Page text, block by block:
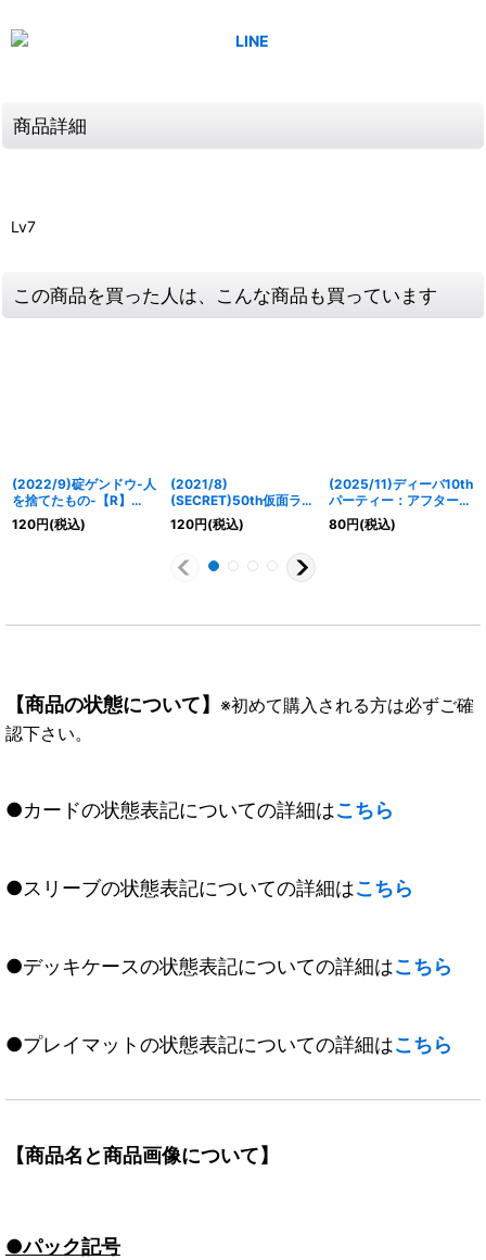
商品詳細
Lv7
この商品を買った人は、こんな商品も買っています
(2022/9)碇ゲンドウ-人
を捨てたもの-【R】
{CB23-036}《紫》
120円(税込)
(2021/8)
(SECRET)50th仮面ライ
ダーゼロワンライジング
ホッパー【R-K50th】
120円(税込)
(2025/11)ディーバ10th
パーティー：アフターパ
ーティー【C】{BSC46-
043}《黄》
80円(税込)
【商品の状態について】 ※初めて購入される方は必ずご確
認下さい。
●カードの状態表記についての詳細はこちら
●スリーブの状態表記についての詳細はこちら
●デッキケースの状態表記についての詳細はこちら
●プレイマットの状態表記についての詳細はこちら
【商品名と商品画像について】
●パック記号